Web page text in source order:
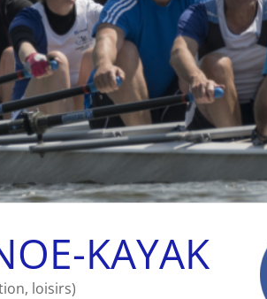
KAYAK
loisirs)